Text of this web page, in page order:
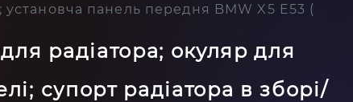
панель передня BMW X5 E53 (
радіатора; окуляр для
супорт радіатора в зборі/